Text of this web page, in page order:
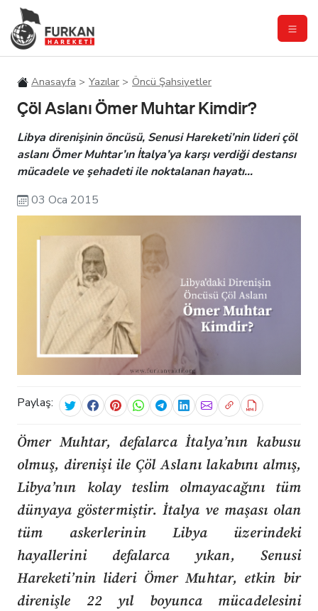
Anasayfa Yazılar Öncü Şahsiyetler
Çöl Aslanı Ömer Muhtar Kimdir?
Libya direnişinin öncüsü, Senusi Hareketi’nin lideri çöl
aslanı Ömer Muhtar’ın İtalya’ya karşı verdiği destansı
mücadele ve şehadeti ile noktalanan hayatı…
03 Oca 2015
Paylaş:
Ömer Muhtar, defalarca İtalya’nın kabusu
olmuş, direnişi ile Çöl Aslanı lakabını almış,
Libya’nın kolay teslim olmayacağını tüm
dünyaya göstermiştir. İtalya ve maşası olan
tüm askerlerinin Libya üzerindeki
hayallerini defalarca yıkan, Senusi
Hareketi’nin lideri Ömer Muhtar, etkin bir
direnişle 22 yıl boyunca mücadelesini